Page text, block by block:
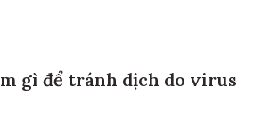
gì để tránh dịch do virus